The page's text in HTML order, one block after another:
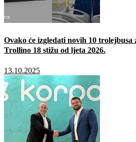
Ovako će izgledati novih 10 trolejbusa
Trollino 18 stižu od ljeta 2026.
13.10.2025